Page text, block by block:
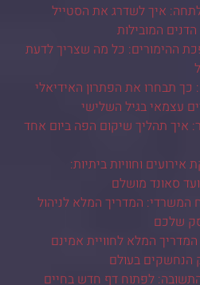
איך לשדרג את הסטייל
המובילות
ההימורים: כל מה שצריך לדעת
כך תבחרו את הפתרון האידיאלי
עצמאי בגיל השלישי
איך תהליך שיקום הפה ביום אחד
וחוויות ביתיות:
סאונד מושלם
המדריך המלא לניהול
שלכם
המלא לחוויית אמינם
הנחשקים בעולם
התשובה: לפתוח דף חדש בחיים